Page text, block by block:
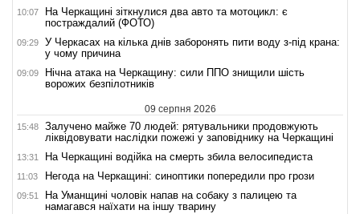
10:07
На Черкащині зіткнулися два авто та мотоцикл: є
постраждалий (ФОТО)
09:29
У Черкасах на кілька днів заборонять пити воду з-під крана:
у чому причина
09:09
Нічна атака на Черкащину: сили ППО знищили шість
ворожих безпілотників
09 серпня 2026
15:48
Залучено майже 70 людей: рятувальники продовжують
ліквідовувати наслідки пожежі у заповіднику на Черкащині
13:31 На Черкащині водійка на смерть збила велосипедиста
11:03 Негода на Черкащині: синоптики попередили про грози
09:51
На Уманщині чоловік напав на собаку з палицею та
намагався наїхати на іншу тварину